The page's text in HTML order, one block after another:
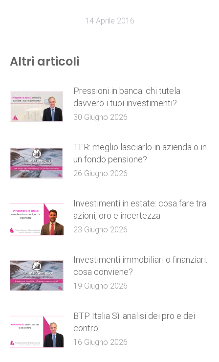
14 Aprile 2016
Altri articoli
Pressioni in banca: chi tutela
davvero i tuoi investimenti?
30 Giugno 2026
TFR: meglio lasciarlo in azienda o in
un fondo pensione?
26 Giugno 2026
Investimenti in estate: cosa fare tra
azioni, oro e incertezza
23 Giugno 2026
Investimenti immobiliari o finanziari:
cosa conviene?
19 Giugno 2026
BTP Italia Sì: analisi dei pro e dei
contro
16 Giugno 2026